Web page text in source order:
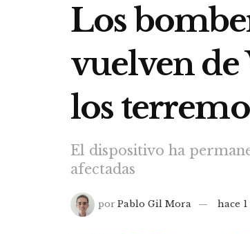
Los
vuelven de
los
El dispositivo ha
afectadas
por Pablo Gil Mora hace 1